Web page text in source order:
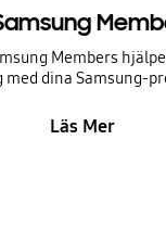
Members
med dina Samsung-
Läs Mer